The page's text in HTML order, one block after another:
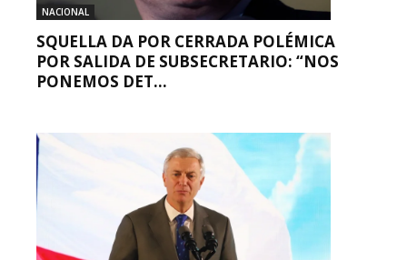
NACIONAL
SQUELLA DA POR CERRADA POLÉMICA
POR SALIDA DE SUBSECRETARIO: “NOS
PONEMOS DET...